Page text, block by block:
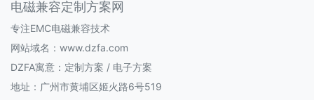
电磁兼容定制方案网
专注EMC电磁兼容技术
网站域名：www.dzfa.com
DZFA寓意：定制方案 / 电子方案
地址：广州市黄埔区姬火路6号519